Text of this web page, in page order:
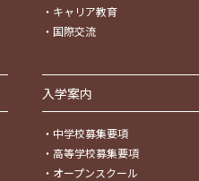
・ キャリア教育
・ 国際交流
入学案内
・ 中学校募集要項
・ 高等学校募集要項
・ オープンスクール